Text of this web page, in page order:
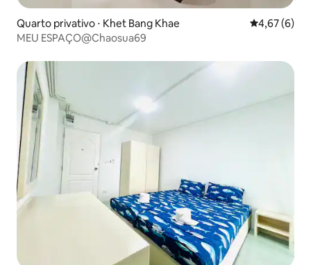
Quarto privativo ⋅ Khet Bang Khae 4,67 de uma
4,67 (6)
MEU ESPAÇO@Chaosua69